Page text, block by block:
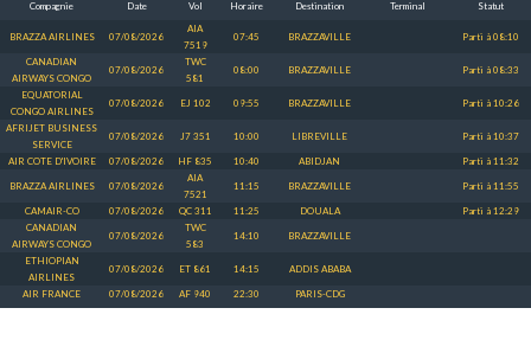
13:39 26
Compagnie Date Vol Horaire Destination Terminal Statut
BRAZZA AIRLINES 07/08/2026
AIA
7519
07:45 BRAZZAVILLE Parti à 08:10
CANADIAN
AIRWAYS CONGO
07/08/2026
TWC
581
08:00 BRAZZAVILLE Parti à 08:33
EQUATORIAL
CONGO AIRLINES
07/08/2026 EJ 102 09:55 BRAZZAVILLE Parti à 10:26
AFRIJET BUSINESS
SERVICE
07/08/2026 J7 351 10:00 LIBREVILLE Parti à 10:37
AIR COTE D'IVOIRE 07/08/2026 HF 835 10:40 ABIDJAN Parti à 11:32
BRAZZA AIRLINES 07/08/2026
AIA
7521
11:15 BRAZZAVILLE Parti à 11:55
CAMAIR-CO 07/08/2026 QC 311 11:25 DOUALA
Parti à 12:29
CANADIAN
AIRWAYS CONGO
07/08/2026
TWC
583
14:10 BRAZZAVILLE
ETHIOPIAN
AIRLINES
07/08/2026 ET 861 14:15 ADDIS ABABA
AIR FRANCE 07/08/2026 AF 940 22:30 PARIS-CDG